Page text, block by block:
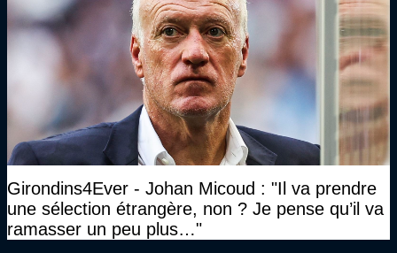
Girondins4Ever - Johan Micoud : "Il va prendre
une sélection étrangère, non ? Je pense qu’il va
ramasser un peu plus…"